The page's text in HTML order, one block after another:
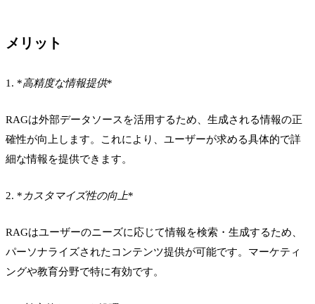
メリット
1. *高精度な情報提供*
RAGは外部データソースを活用するため、生成される情報の正
確性が向上します。これにより、ユーザーが求める具体的で詳
細な情報を提供できます。
2. * カスタマイズ性の向上*
RAGはユーザーのニーズに応じて情報を検索・生成するため、
パーソナライズされたコンテンツ提供が可能です。マーケティ
ングや教育分野で特に有効です。